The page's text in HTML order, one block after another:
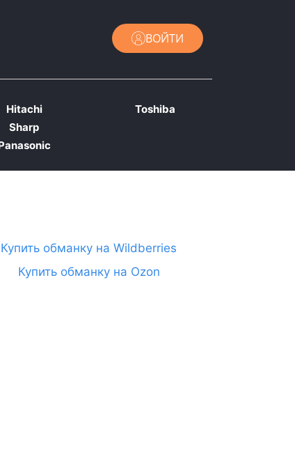
ВОЙТИ
Hitachi
Sharp
Toshiba
Купить обманку на Wildberries
Купить обманку на Ozon